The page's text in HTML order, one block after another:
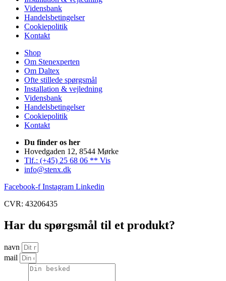
Vidensbank
Handelsbetingelser
Cookiepolitik
Kontakt
Shop
Om Stenexperten
Om Daltex
Ofte stillede spørgsmål
Installation & vejledning
Vidensbank
Handelsbetingelser
Cookiepolitik
Kontakt
Du finder os her
Hovedgaden 12, 8544 Mørke
Tlf.: (+45) 25 68 06 ** Vis
info@stenx.dk
Facebook-f Instagram Linkedin
CVR: 43206435
Har du spørgsmål til et produkt?
navn
mail